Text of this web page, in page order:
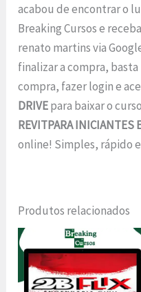
acabou de encontrar o
Breaking Cursos e
renato martins via
finalizar a compra,
compra, fazer login e
DRIVEpara baixar o curso
REVITPARA INICIANTES
online! Simples, rápido
Produtos relacionados